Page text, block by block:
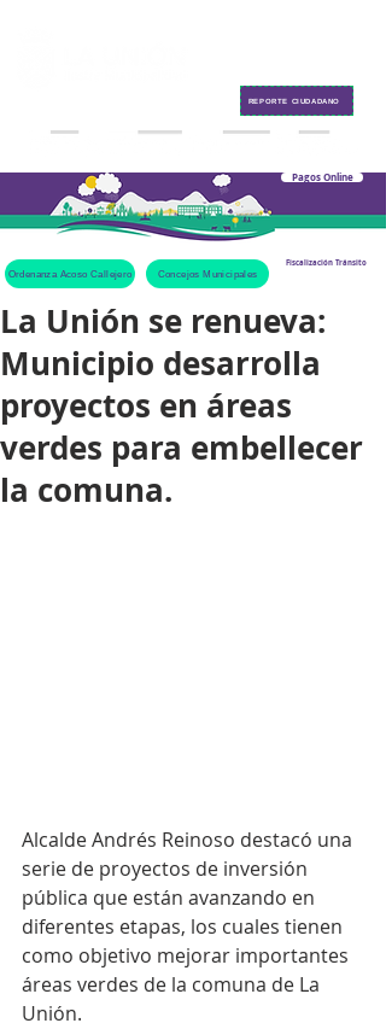
Pagos Online
Ordenanza Acoso Callejero Concejos Municipales
Fiscalización Tránsito
REPORTE CIUDADANO
La Unión se renueva:
Municipio desarrolla
proyectos en áreas
verdes para embellecer
la comuna.
Alcalde Andrés Reinoso destacó una
serie de proyectos de inversión
pública que están avanzando en
diferentes etapas, los cuales tienen
como objetivo mejorar importantes
áreas verdes de la comuna de La
Unión.